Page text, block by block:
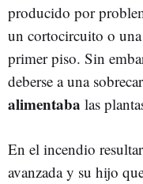
producido por
un cortocircuito o una
primer piso. Sin
deberse a una
alimentaba las
En el incendio
avanzada y su hijo